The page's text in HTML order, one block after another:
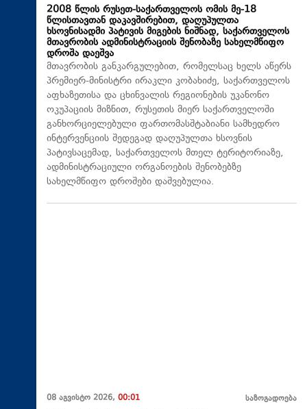
2008 წლის რუსეთ-საქართველოს ომის მე-18
წლისთავთან დაკავშირებით, დაღუპულთა
ხსოვნისადმი პატივის მიგების ნიშნად, საქართველოს
მთავრობის ადმინისტრაციის შენობაზე სახელმწიფო
დროშა დაეშვა
მთავრობის განკარგულებით, რომელსაც ხელს აწერს
პრემიერ-მინისტრი ირაკლი კობახიძე, საქართველოს
აფხაზეთისა და ცხინვალის რეგიონების უკანონო
ოკუპაციის მიზნით, რუსეთის მიერ საქართველოში
განხორციელებული ფართომასშტაბიანი სამხედრო
ინტერვენციის შედეგად დაღუპულთა ხსოვნის
პატივსაცემად, საქართველოს მთელ ტერიტორიაზე,
ადმინისტრაციული ორგანოების შენობებზე
სახელმწიფო დროშები დაშვებულია.
08 აგვისტო 2026, 00:01 საზოგადოება